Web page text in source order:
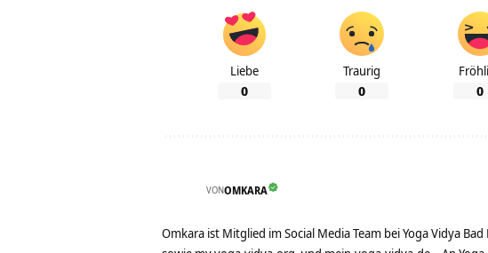
Liebe
0
Traurig
0 0
VONOMKARA
Omkara ist Mitglied im Social Media Team bei Yoga Vidya